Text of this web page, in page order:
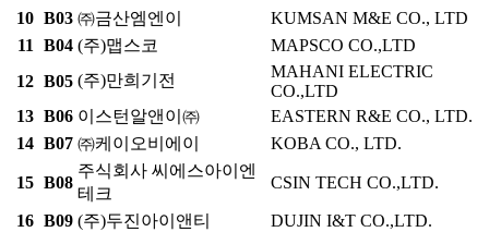
10 B03 ㈜금산엠엔이
KUMSAN M&E CO., LTD
11 B04 (주)맵스코
MAPSCO CO.,LTD
12 B05 (주)만희기전
MAHANI ELECTRIC
CO.,LTD
13 B06 이스턴알앤이㈜
EASTERN R&E CO., LTD.
14 B07 ㈜케이오비에이 KOBA CO., LTD.
15 B08
주식회사 씨에스아이엔
테크
CSIN TECH CO.,LTD.
16 B09 (주)두진아이앤티
DUJIN I&T CO.,LTD.